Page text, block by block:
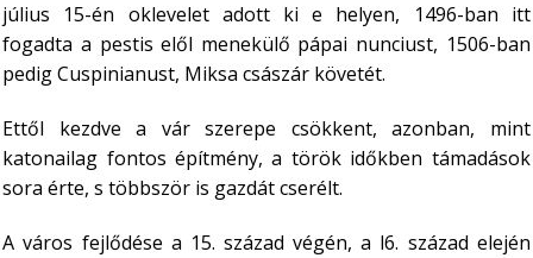
július 15-én oklevelet adott ki e helyen, 1496-ban itt
fogadta a pestis elől menekülő pápai nunciust, 1506-ban
pedig Cuspinianust, Miksa császár követét.
Ettől kezdve a vár szerepe csökkent, azonban, mint
katonailag fontos építmény, a török időkben támadások
sora érte, s többször is gazdát cserélt.
A város fejlődése a 15. század végén, a l6. század elején